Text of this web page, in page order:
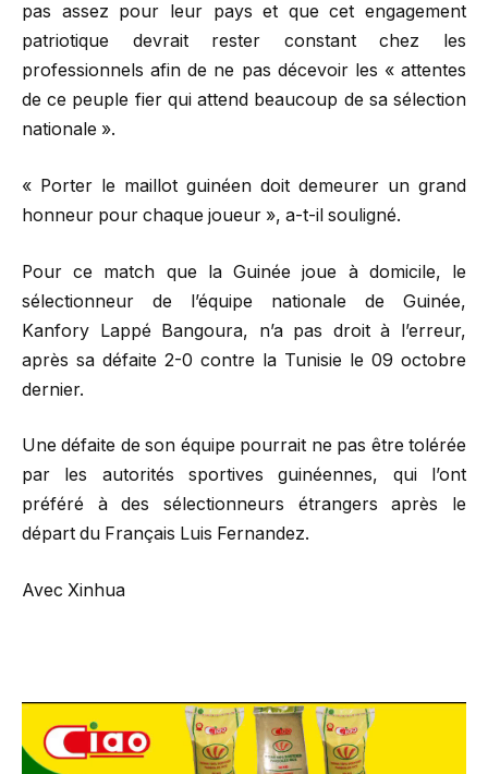
pas assez pour leur pays et que cet engagement
patriotique devrait rester constant chez les
professionnels afin de ne pas décevoir les « attentes
de ce peuple fier qui attend beaucoup de sa sélection
nationale ».
« Porter le maillot guinéen doit demeurer un grand
honneur pour chaque joueur », a-t-il souligné.
Pour ce match que la Guinée joue à domicile, le
sélectionneur de l’équipe nationale de Guinée,
Kanfory Lappé Bangoura, n’a pas droit à l’erreur,
après sa défaite 2-0 contre la Tunisie le 09 octobre
dernier.
Une défaite de son équipe pourrait ne pas être tolérée
par les autorités sportives guinéennes, qui l’ont
préféré à des sélectionneurs étrangers après le
départ du Français Luis Fernandez.
Avec Xinhua